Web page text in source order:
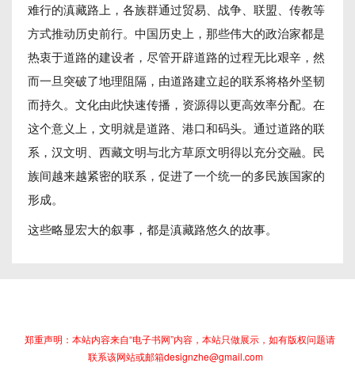
难行的滇藏路上，各族群通过贸易、战争、联盟、传教等
方式推动历史前行。中国历史上，那些伟大的政治家都是
热衷于道路的建设者，尽管开辟道路的过程无比艰辛，然
而一旦突破了地理阻隔，由道路建立起的联系将格外坚韧
而持久。文化由此快速传播，资源得以更高效率分配。在
这个意义上，文明就是道路、港口和码头。通过道路的联
系，汉文明、西藏文明与北方草原文明得以充分交融。民
族间越来越紧密的联系，促进了一个统一的多民族国家的
形成。
这些略显宏大的叙事，都是滇藏路悠久的故事。
郑重声明：本站内容来自“电子书网”内容，本站只做展示，如有版权问题请
联系该网站或邮箱designzhe@gmail.com